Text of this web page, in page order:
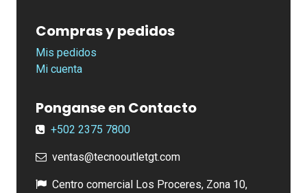
Compras y pedidos
Mis pedidos
Mi cuenta
Ponganse en Contacto
+5022375 7800
ventas@tecnooutletgt.com
Centro comercial Los Proceres, Zona 10,